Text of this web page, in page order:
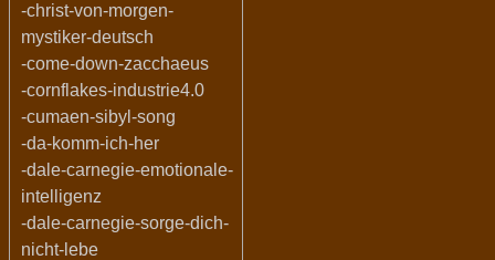
-christ-von-morgen-
mystiker-deutsch
-come-down-zacchaeus
-cornflakes-industrie4.0
-cumaen-sibyl-song
-da-komm-ich-her
-dale-carnegie-emotionale-
intelligenz
-dale-carnegie-sorge-dich-
nicht-lebe